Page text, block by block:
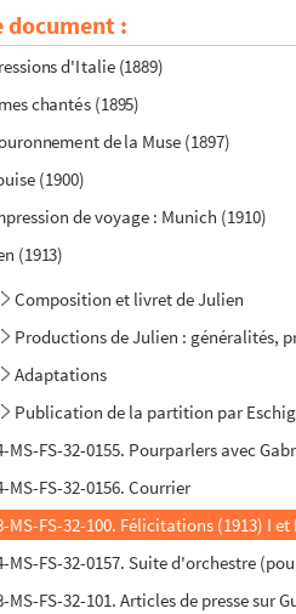
document :
vie du poète (1888)
d'Italie (1889)
chantés (1895)
de la Muse (1897)
(1900)
de voyage : Munich (1910)
(1913)
Composition et livret de Julien
Productions de Julien : généralités,
Adaptations
Publication de la partition par Eschig
MS-FS-32-0155. Pourparlers avec
MS-FS-32-0156. Courrier
MS-FS-32-100. Félicitations (1913) I et
MS-FS-32-0157. Suite d'orchestre
MS-FS-32-101. Articles de presse sur